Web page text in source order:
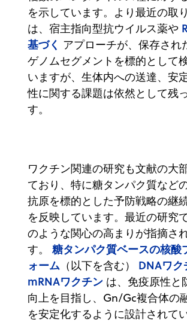
を示しています。より最近の取
は、宿主指向型抗ウイルス薬や
基づく アプローチが、保存され
ゲノムセグメントを標的として
いますが、生体内への送達、安
性に関する課題は依然として残
す。
ワクチン関連の研究も文献の大
ており、特に糖タンパク質など
抗原を標的とした予防戦略の継
を反映しています。最近の研究
のような関心の高まりが指摘さ
す。 糖タンパク質ベースの核酸
ォーム （以下を含む） DNAワ
mRNAワクチン は、免疫原性と
向上を目指し、Gn/Gc複合体の
を安定化するように設計されてい